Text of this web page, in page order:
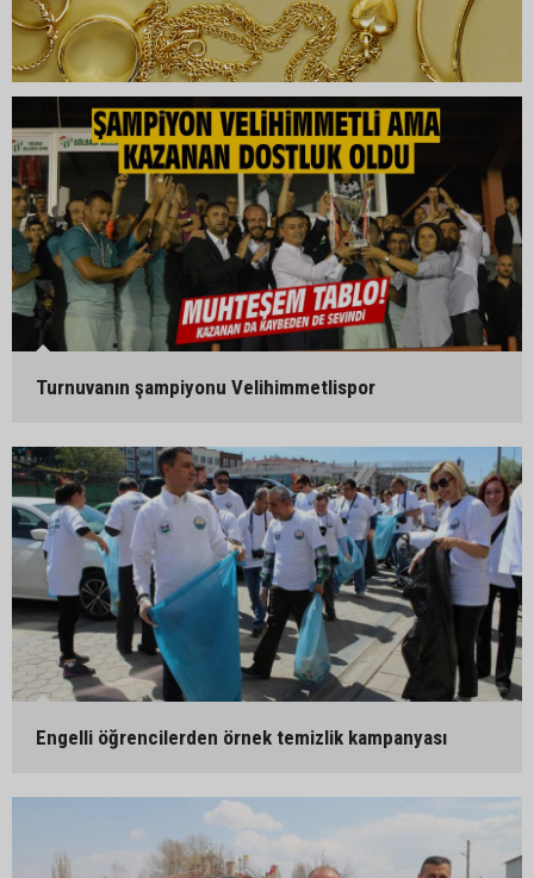
Turnuvanın şampiyonu Velihimmetlispor
Engelli öğrencilerden örnek temizlik kampanyası